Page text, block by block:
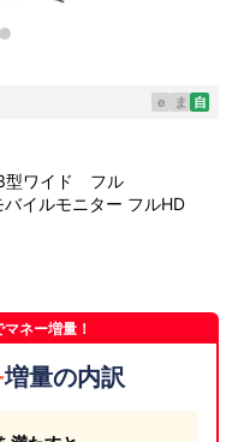
e ま 自
型ワイド フル
イルモニター フルHD
ネー増量！
増量の内訳